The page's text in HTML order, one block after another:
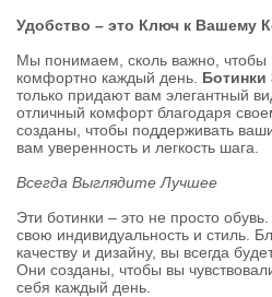
Удобство – это Ключ к Вашему
Мы понимаем, сколь важно, чтобы
комфортно каждый день. Ботинки
только придают вам элегантный
отличный комфорт благодаря
созданы, чтобы поддерживать
вам уверенность и легкость шага.
Всегда Выглядите Лучшее
Эти ботинки – это не просто
свою индивидуальность и стиль.
качеству и дизайну, вы всегда
Они созданы, чтобы вы
себя каждый день.